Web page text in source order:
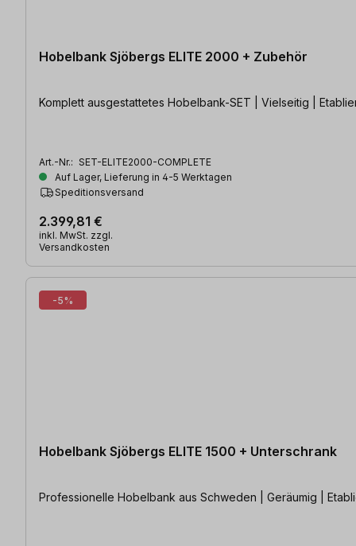
Hobelbank Sjöbergs ELITE 2000 + Zubehör
Komplett ausgestattetes Hobelbank-SET | Vielseitig |
Art.-Nr.: SET-ELITE2000-COMPLETE
Auf Lager, Lieferung in 4-5 Werktagen
Speditionsversand
2.399,81 €
inkl. MwSt. zzgl.
Versandkosten
-5%
Hobelbank Sjöbergs ELITE 1500 + Unterschrank
Professionelle Hobelbank aus Schweden | Geräumig |